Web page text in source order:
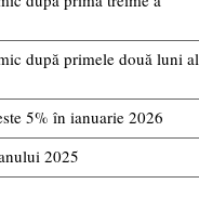
după primele două luni
5% în ianuarie 2026
2025